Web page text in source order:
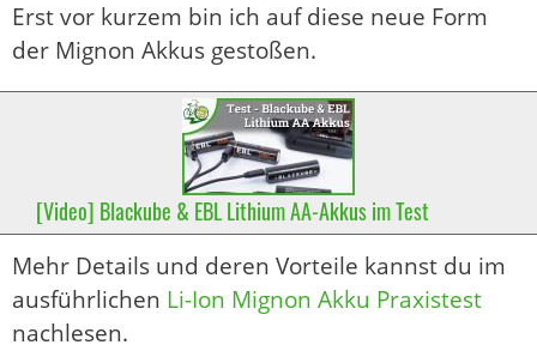
Erst vor kurzem bin ich auf diese neue Form
der Mignon Akkus gestoßen.
[Video] Blackube & EBL Lithium AA-Akkus im Test
Mehr Details und deren Vorteile kannst du im
ausführlichen Li-Ion Mignon Akku Praxistest
nachlesen.